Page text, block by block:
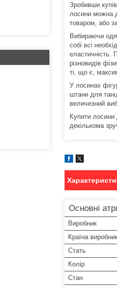
Зробивши
лосини можна
товаром, або
Вибираючи
собі всі
еластичність.
різновидів
ті, що є,
У лосинах
штани для
величезний
Купити лосини
декількома
Основні
Виробник
Країна
Стать
Колір
Стан